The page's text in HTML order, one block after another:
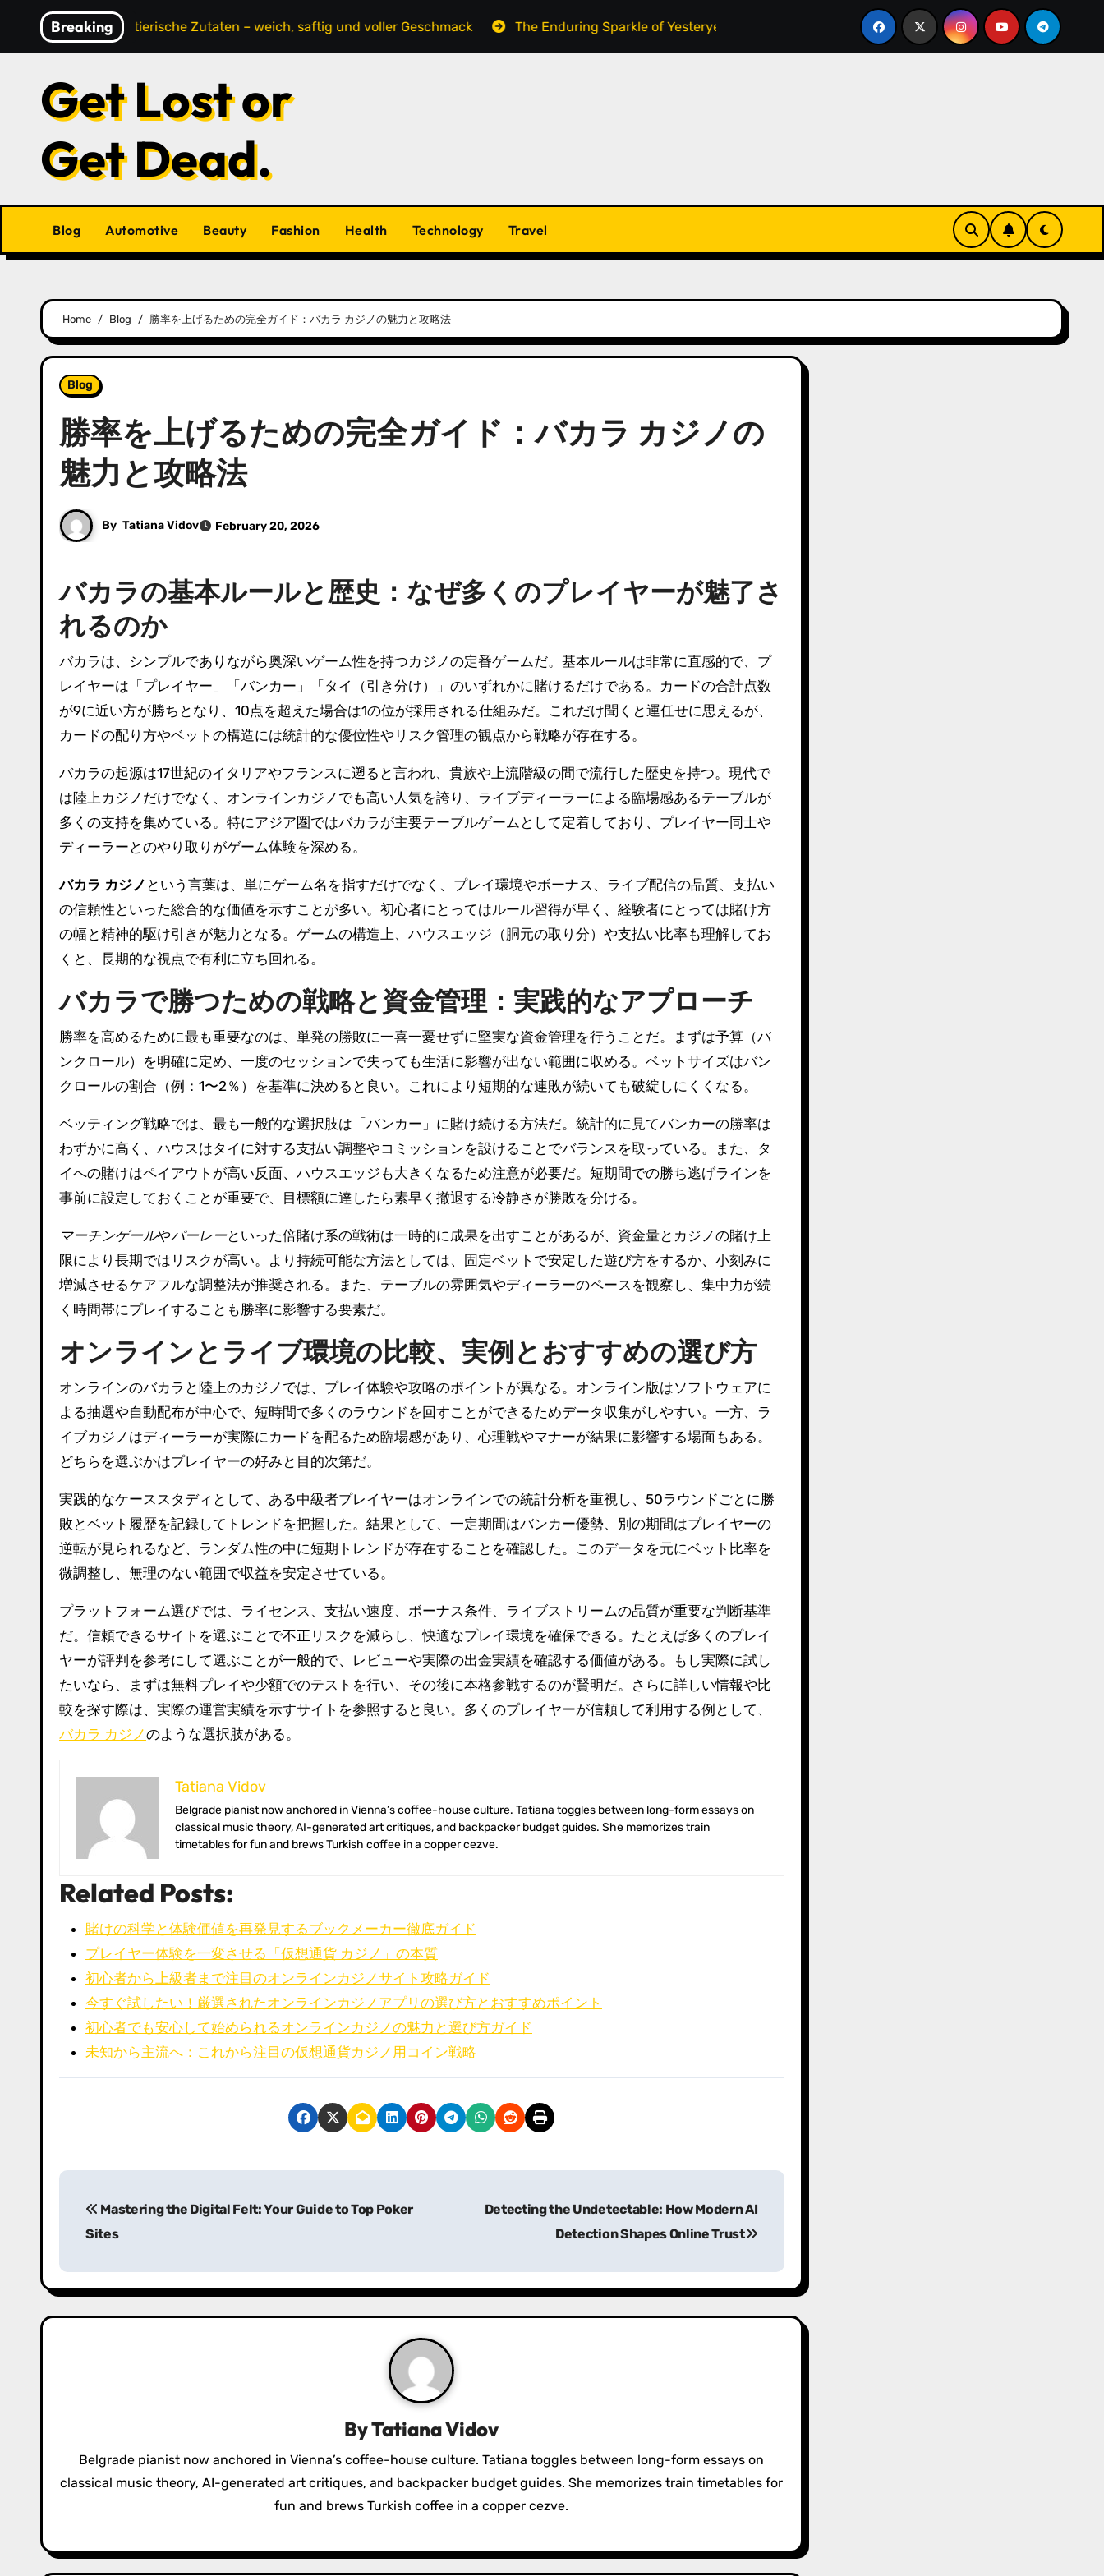
content
Breaking
ohne tierische Zutaten – weich, saftig und voller Geschmack The Enduring Sparkle of Yesteryear: Why Vintage Costume Jewelry Captivates Collectors and Style
Get Lost or
Get Dead.
Blog Automotive Beauty Fashion Health Technology Travel
Home Blog 勝率を上げるための完全ガイド：バカラ カジノの魅力と攻略法
Blog
勝率を上げるための完全ガイド：バカラ カジノの
魅力と攻略法
By Tatiana Vidov February 20, 2026
バカラの基本ルールと歴史：なぜ多くのプレイヤーが魅了さ
れるのか
バカラは、シンプルでありながら奥深いゲーム性を持つカジノの定番ゲームだ。基本ルールは非常に直感的で、プ
レイヤーは「プレイヤー」「バンカー」「タイ（引き分け）」のいずれかに賭けるだけである。カードの合計点数
が9に近い方が勝ちとなり、10点を超えた場合は1の位が採用される仕組みだ。これだけ聞くと運任せに思えるが、
カードの配り方やベットの構造には統計的な優位性やリスク管理の観点から戦略が存在する。
バカラの起源は17世紀のイタリアやフランスに遡ると言われ、貴族や上流階級の間で流行した歴史を持つ。現代で
は陸上カジノだけでなく、オンラインカジノでも高い人気を誇り、ライブディーラーによる臨場感あるテーブルが
多くの支持を集めている。特にアジア圏ではバカラが主要テーブルゲームとして定着しており、プレイヤー同士や
ディーラーとのやり取りがゲーム体験を深める。
バカラ カジノ という言葉は、単にゲーム名を指すだけでなく、プレイ環境やボーナス、ライブ配信の品質、支払い
の信頼性といった総合的な価値を示すことが多い。初心者にとってはルール習得が早く、経験者にとっては賭け方
の幅と精神的駆け引きが魅力となる。ゲームの構造上、ハウスエッジ（胴元の取り分）や支払い比率も理解してお
くと、長期的な視点で有利に立ち回れる。
バカラで勝つための戦略と資金管理：実践的なアプローチ
勝率を高めるために最も重要なのは、単発の勝敗に一喜一憂せずに堅実な資金管理を行うことだ。まずは予算（バ
ンクロール）を明確に定め、一度のセッションで失っても生活に影響が出ない範囲に収める。ベットサイズはバン
クロールの割合（例：1〜2％）を基準に決めると良い。これにより短期的な連敗が続いても破綻しにくくなる。
ベッティング戦略では、最も一般的な選択肢は「バンカー」に賭け続ける方法だ。統計的に見てバンカーの勝率は
わずかに高く、ハウスはタイに対する支払い調整やコミッションを設けることでバランスを取っている。また、タ
イへの賭けはペイアウトが高い反面、ハウスエッジも大きくなるため注意が必要だ。短期間での勝ち逃げラインを
事前に設定しておくことが重要で、目標額に達したら素早く撤退する冷静さが勝敗を分ける。
マーチンゲールやパーレーといった倍賭け系の戦術は一時的に成果を出すことがあるが、資金量とカジノの賭け上
限により長期ではリスクが高い。より持続可能な方法としては、固定ベットで安定した遊び方をするか、小刻みに
増減させるケアフルな調整法が推奨される。また、テーブルの雰囲気やディーラーのペースを観察し、集中力が続
く時間帯にプレイすることも勝率に影響する要素だ。
オンラインとライブ環境の比較、実例とおすすめの選び方
オンラインのバカラと陸上のカジノでは、プレイ体験や攻略のポイントが異なる。オンライン版はソフトウェアに
よる抽選や自動配布が中心で、短時間で多くのラウンドを回すことができるためデータ収集がしやすい。一方、ラ
イブカジノはディーラーが実際にカードを配るため臨場感があり、心理戦やマナーが結果に影響する場面もある。
どちらを選ぶかはプレイヤーの好みと目的次第だ。
実践的なケーススタディとして、ある中級者プレイヤーはオンラインでの統計分析を重視し、50ラウンドごとに勝
敗とベット履歴を記録してトレンドを把握した。結果として、一定期間はバンカー優勢、別の期間はプレイヤーの
逆転が見られるなど、ランダム性の中に短期トレンドが存在することを確認した。このデータを元にベット比率を
微調整し、無理のない範囲で収益を安定させている。
プラットフォーム選びでは、ライセンス、支払い速度、ボーナス条件、ライブストリームの品質が重要な判断基準
だ。信頼できるサイトを選ぶことで不正リスクを減らし、快適なプレイ環境を確保できる。たとえば多くのプレイ
ヤーが評判を参考にして選ぶことが一般的で、レビューや実際の出金実績を確認する価値がある。もし実際に試し
たいなら、まずは無料プレイや少額でのテストを行い、その後に本格参戦するのが賢明だ。さらに詳しい情報や比
較を探す際は、実際の運営実績を示すサイトを参照すると良い。多くのプレイヤーが信頼して利用する例として、
バカラ カジノのような選択肢がある。
Tatiana Vidov
Belgrade pianist now anchored in Vienna’s coffee-house culture. Tatiana toggles between long-form essays on
classical music theory, AI-generated art critiques, and backpacker budget guides. She memorizes train
timetables for fun and brews Turkish coffee in a copper cezve.
Related Posts:
賭けの科学と体験価値を再発見するブックメーカー徹底ガイド
プレイヤー体験を一変させる「仮想通貨 カジノ」の本質
初心者から上級者まで注目のオンラインカジノサイト攻略ガイド
今すぐ試したい！厳選されたオンラインカジノアプリの選び方とおすすめポイント
初心者でも安心して始められるオンラインカジノの魅力と選び方ガイド
未知から主流へ：これから注目の仮想通貨カジノ用コイン戦略
P
t
n
a
i
Mastering the Digital Felt: Your Guide to Top Poker
Sites
Detecting the Undetectable: How Modern AI
Detection Shapes Online Trust
ByTatiana Vidov
Belgrade pianist now anchored in Vienna’s coffee-house culture. Tatiana toggles between long-form essays on
classical music theory, AI-generated art critiques, and backpacker budget guides. She memorizes train timetables for
fun and brews Turkish coffee in a copper cezve.